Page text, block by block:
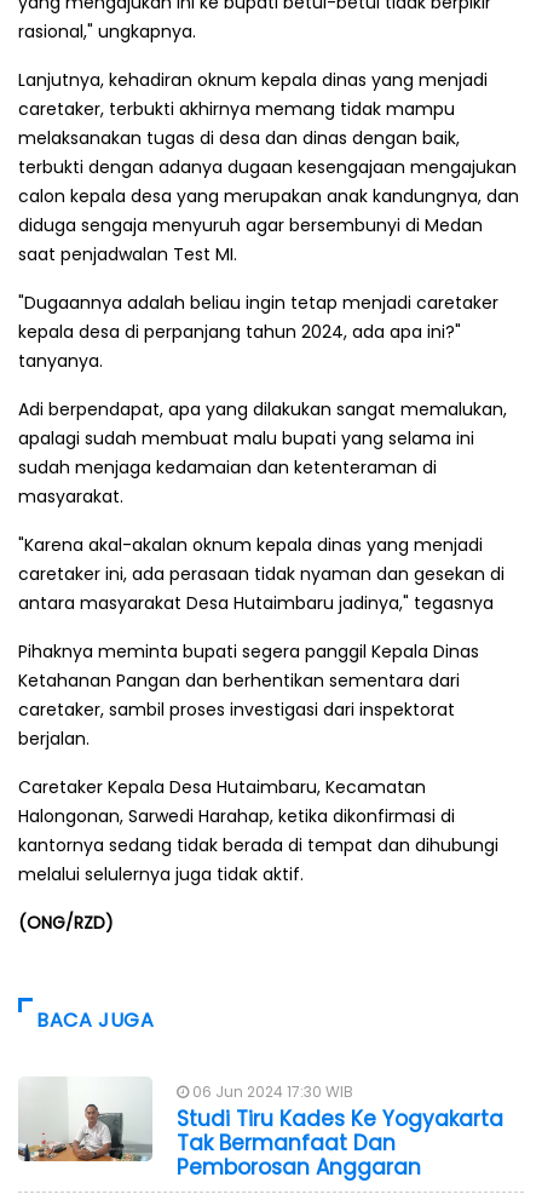
rasional," ungkapnya.
Lanjutnya, kehadiran oknum kepala dinas yang menjadi
caretaker, terbukti akhirnya memang tidak mampu
melaksanakan tugas di desa dan dinas dengan baik,
terbukti dengan adanya dugaan kesengajaan mengajukan
calon kepala desa yang merupakan anak kandungnya, dan
diduga sengaja menyuruh agar bersembunyi di Medan
saat penjadwalan Test MI.
"Dugaannya adalah beliau ingin tetap menjadi caretaker
kepala desa di perpanjang tahun 2024, ada apa ini?"
tanyanya.
Adi berpendapat, apa yang dilakukan sangat memalukan,
apalagi sudah membuat malu bupati yang selama ini
sudah menjaga kedamaian dan ketenteraman di
masyarakat.
"Karena akal-akalan oknum kepala dinas yang menjadi
caretaker ini, ada perasaan tidak nyaman dan gesekan di
antara masyarakat Desa Hutaimbaru jadinya," tegasnya
Pihaknya meminta bupati segera panggil Kepala Dinas
Ketahanan Pangan dan berhentikan sementara dari
caretaker, sambil proses investigasi dari inspektorat
berjalan.
Caretaker Kepala Desa Hutaimbaru, Kecamatan
Halongonan, Sarwedi Harahap, ketika dikonfirmasi di
kantornya sedang tidak berada di tempat dan dihubungi
melalui selulernya juga tidak aktif.
(ONG/RZD)
BACA JUGA
06 Jun 2024 17:30 WIB
Studi Tiru Kades Ke Yogyakarta
Tak Bermanfaat Dan
Pemborosan Anggaran